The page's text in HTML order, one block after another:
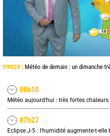
09H28 | Météo de demain : un dimanche très
08h10
07h27